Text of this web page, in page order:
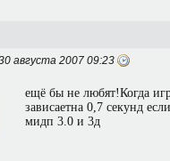
августа 2007 09:23
ещё бы не любят!Когда
зависаетна 0,7 секунд
мидп 3.0 и 3д